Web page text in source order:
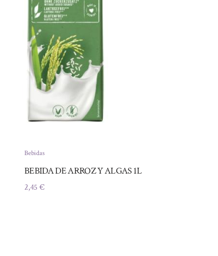
Bebidas
BEBIDA DE ARROZ Y ALGAS 1L
2,45€